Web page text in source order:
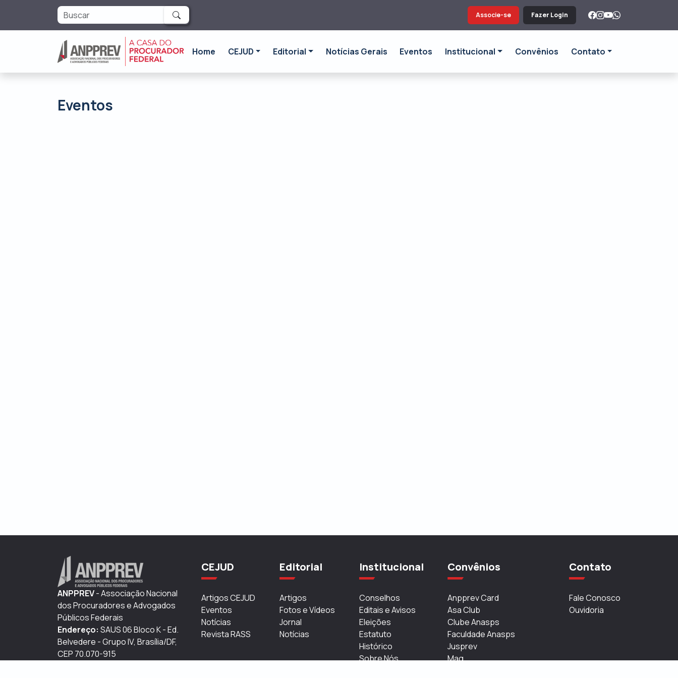
Associe-se Fazer Login
Home CEJUD Editorial Notícias Gerais Eventos Institucional Convênios Contato
Eventos
ANPPREV- Associação Nacional
dos Procuradores e Advogados
Públicos Federais
Endereço: SAUS 06 Bloco K - Ed.
Belvedere - Grupo IV, Brasília/DF,
CEP 70.070-915
CEJUD
Artigos CEJUD
Eventos
Notícias
Revista RASS
Editorial
Artigos
Fotos e Vídeos
Jornal
Notícias
Institucional
Conselhos
Editais e Avisos
Eleições
Estatuto
Histórico
Sobre Nós
Convênios
Anpprev Card
Asa Club
Clube Anasps
Faculdade Anasps
Jusprev
Mag
Contato
Fale Conosco
Ouvidoria